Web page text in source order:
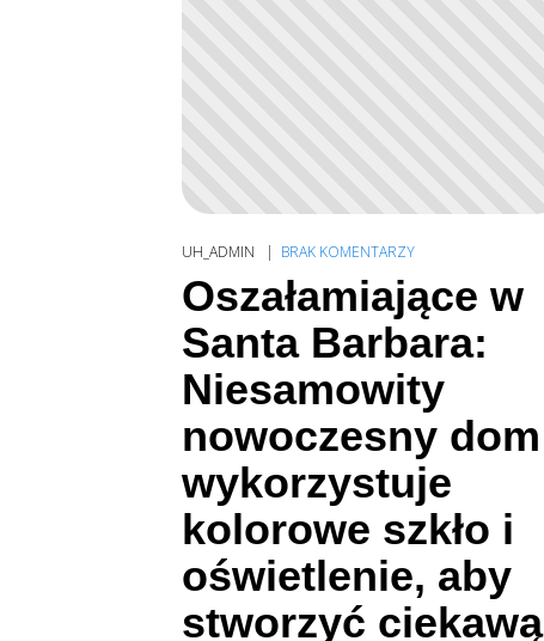
UH_ADMIN BRAK KOMENTARZY
Oszałamiające w
Santa Barbara:
Niesamowity
nowoczesny dom
wykorzystuje
kolorowe szkło i
oświetlenie, aby
stworzyć ciekawą